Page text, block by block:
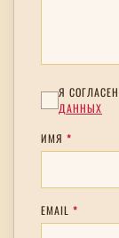
Я
ДАННЫХ
ИМЯ *
EMAIL *